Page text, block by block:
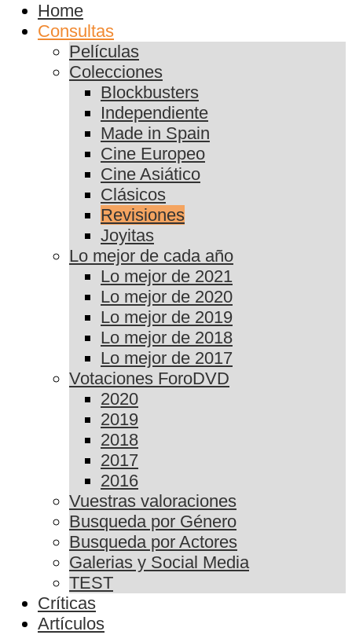
Home
Consultas
Películas
Colecciones
Blockbusters
Independiente
Made in Spain
Cine Europeo
Cine Asiático
Clásicos
Revisiones
Joyitas
Lo mejor de cada año
Lo mejor de 2021
Lo mejor de 2020
Lo mejor de 2019
Lo mejor de 2018
Lo mejor de 2017
Votaciones ForoDVD
2020
2019
2018
2017
2016
Vuestras valoraciones
Busqueda por Género
Busqueda por Actores
Galerias y Social Media
TEST
Críticas
Artículos